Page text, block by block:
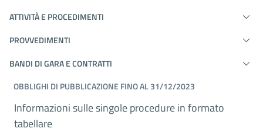
ATTIVITÀ E PROCEDIMENTI
PROVVEDIMENTI
BANDI DI GARA E CONTRATTI
OBBLIGHI DI PUBBLICAZIONE FINO AL 31/12/2023
Informazioni sulle singole procedure in formato
tabellare